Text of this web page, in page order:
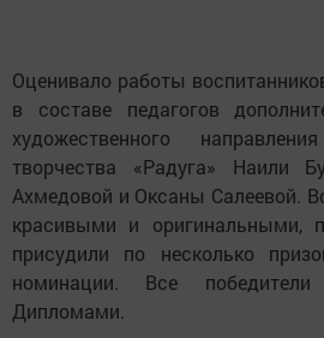
Оценивало работы
в составе педагогов
художественного
творчества «Радуга» Наили
Ахмедовой и Оксаны Салеевой.
красивыми и оригинальными,
присудили по несколько
номинации. Все
Дипломами.